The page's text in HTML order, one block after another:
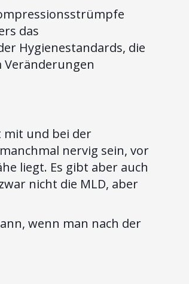
das
Hygienestandards, die
Veränderungen
mit und bei der
nervig sein, vor
liegt. Es gibt aber auch
nicht die MLD, aber
wenn man nach der